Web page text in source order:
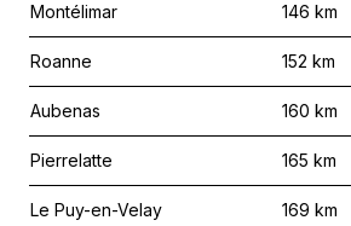
Montélimar 146 km
Roanne 152 km
Aubenas 160 km
Pierrelatte 165 km
Le Puy-en-Velay 169 km